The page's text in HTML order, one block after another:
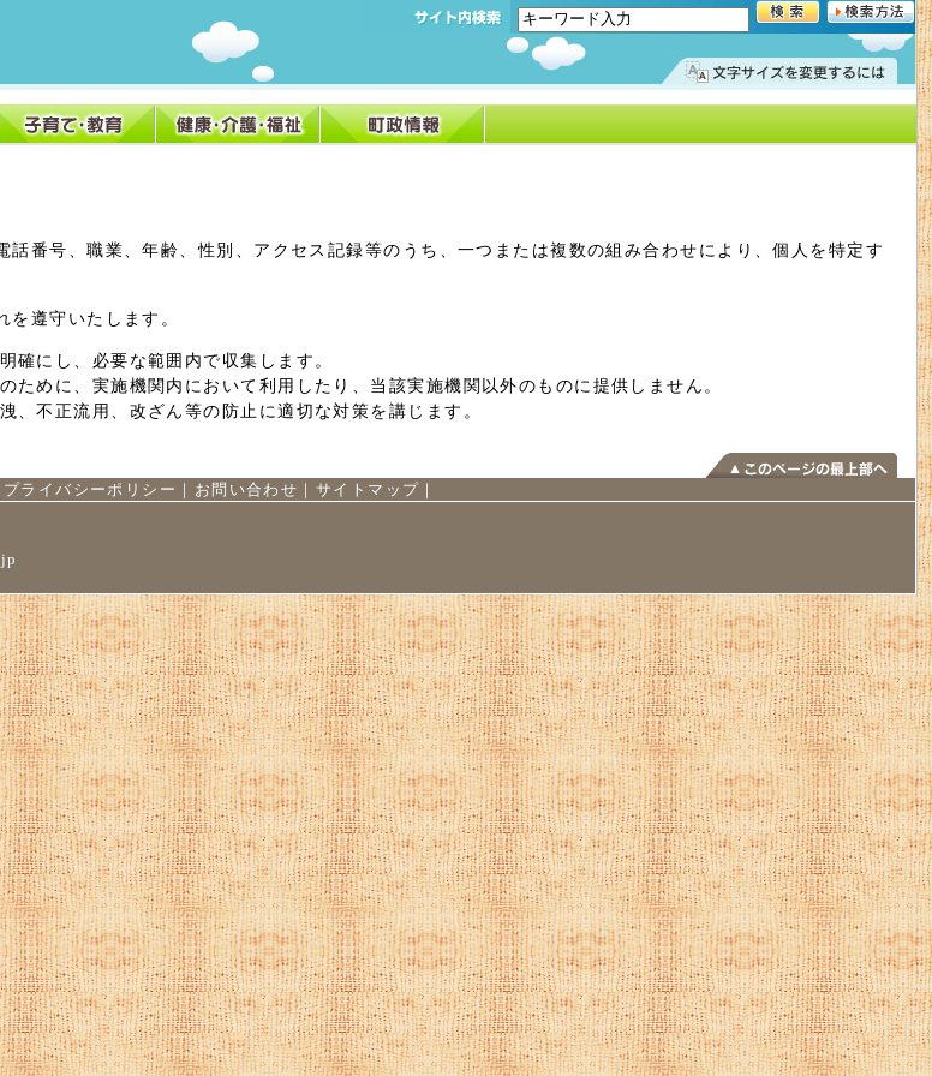
番号、職業、年齢、性別、アクセス記録等のうち、一つまたは複数の組み合わせにより、個人を特定す
遵守いたします。
確にし、必要な範囲内で収集します。
めに、実施機関内において利用したり、当該実施機関以外のものに提供しません。
不正流用、改ざん等の防止に適切な対策を講じます。
プライバシーポリシー ｜ お問い合わせ ｜ サイトマップ ｜